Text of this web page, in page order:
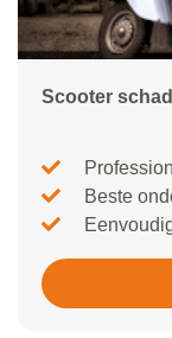
Scooter
Beste